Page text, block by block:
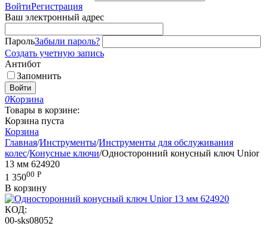
ВойтиРегистрация
Ваш электронный адрес
ПарольЗабыли пароль?
Создать учетную запись
Антибот
Запомнить
Войти
0Корзина
Товары в корзине:
Корзина пуста
Корзина
Главная/Инструменты/Инструменты для обслуживания
колес/Конусные ключи/Односторонний конусный ключ Unior
13 мм 624920
1 35000 Р
В корзину
КОД:
00-sks08052